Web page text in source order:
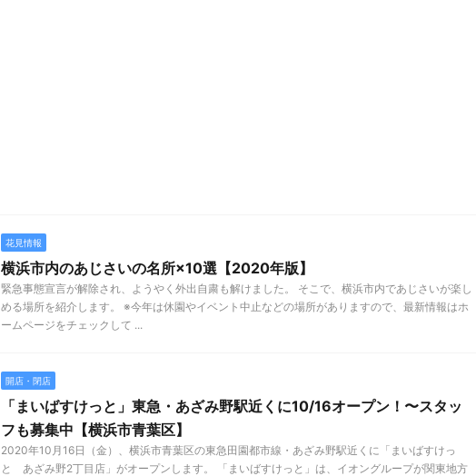
花見情報
横浜市内のあじさいの名所×10選【2020年版】
緊急事態宣言が解除され、ようやく外出自粛も解けました。 そこで、横浜市内であじさいが楽し
める場所を紹介します。 ※今年は休園やイベント中止などの場所がありますので、最新情報はホ
ームページをチェックして ...
開店・閉店
「まいばすけっと」東急・あざみ野駅近くに10/16オープン！〜スタッ
フも募集中【横浜市青葉区】
2020年10月16日（金）、横浜市青葉区の東急田園都市線・あざみ野駅近くに「まいばすけっ
と あざみ野2丁目店」がオープンします。 「まいばすけっと」は、イオングループが関東地方